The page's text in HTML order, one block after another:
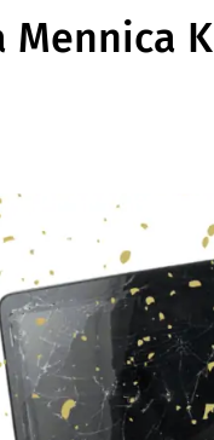
Mennica